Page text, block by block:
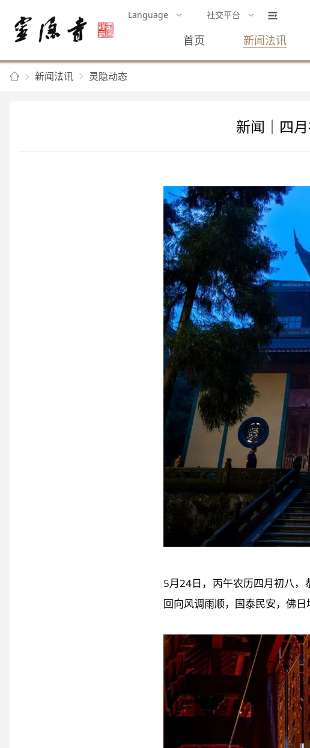
Language 社交平台
首页 新闻法讯
新闻法讯 灵隐动态
新闻｜四
5月24日，丙午农历四月初八
回向风调雨顺，国泰民安，佛日